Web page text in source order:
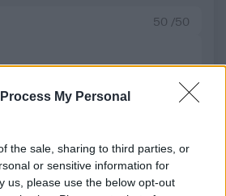
My Personal
the sale, sharing to third parties, or
or sensitive information for
us, please use the below opt-out
50 /50
σχολίου
από reCAPTCHA, ισχύουν